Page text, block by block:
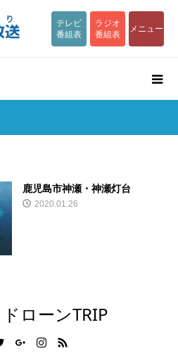
テレビ
番組表
ラジオ
番組表
メニュー
鹿児島市神瀬・神瀬灯台
2020.01.26
ローンTRIP